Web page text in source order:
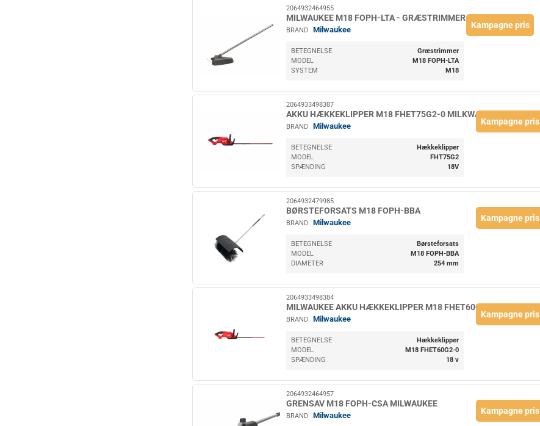
Kampagne pris
2064932464955
MILWAUKEE M18 FOPH-LTA - GRÆSTRIMMER TIL M18 FOPH
BRAND Milwaukee
BETEGNELSE
Græstrimmer
MODEL
M18 FOPH-LTA
SYSTEM
M18
Kampagne pris
2064933498387
AKKU HÆKKEKLIPPER M18 FHET75G2-0 MILKWAUKEE
BRAND Milwaukee
BETEGNELSE
Hækkeklipper
MODEL
FHT75G2
SPÆNDING
18V
Kampagne pris
2064932479985
BØRSTEFORSATS M18 FOPH-BBA
BRAND Milwaukee
BETEGNELSE
Børsteforsats
MODEL
M18 FOPH-BBA
DIAMETER
254 mm
Kampagne pris
2064933498384
MILWAUKEE AKKU HÆKKEKLIPPER M18 FHET60G2-0
BRAND Milwaukee
BETEGNELSE
Hækkeklipper
MODEL
M18 FHET60G2-0
SPÆNDING
18 v
Kampagne pris
2064932464957
GRENSAV M18 FOPH-CSA MILWAUKEE
BRAND Milwaukee